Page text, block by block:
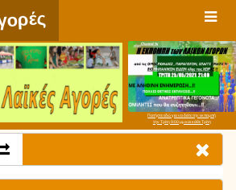
Πατήστε εδώ για να δείτε την εκπομπή
την Τρίτη 9:00 μμ και κάθε Τρίτη